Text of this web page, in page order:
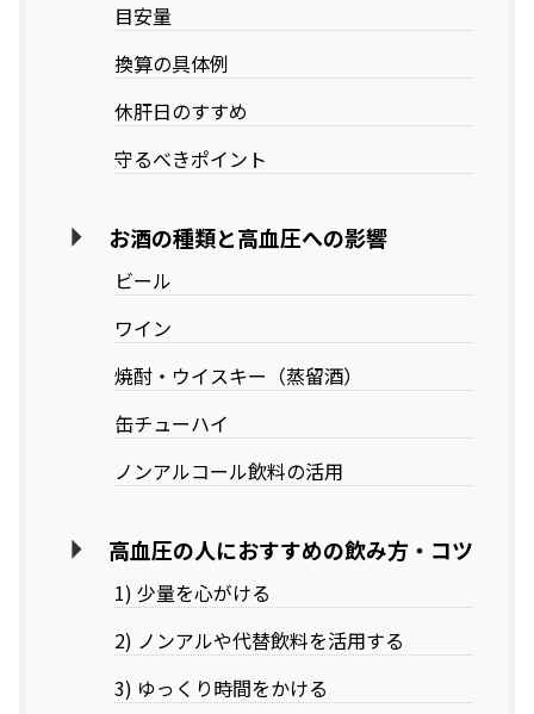
目安量
換算の具体例
休肝日のすすめ
守るべきポイント
お酒の種類と高血圧への影響
ビール
ワイン
焼酎・ウイスキー（蒸留酒）
缶チューハイ
ノンアルコール飲料の活用
高血圧の人におすすめの飲み方・コツ
1) 少量を心がける
2) ノンアルや代替飲料を活用する
3) ゆっくり時間をかける